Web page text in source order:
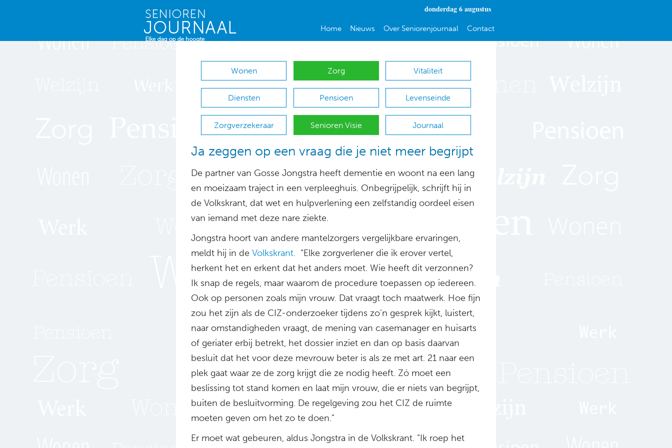
donderdag 6 augustus
Home Nieuws Over Seniorenjournaal Contact
Wonen Zorg Vitaliteit
Diensten Pensioen Levenseinde
Zorgverzekeraar Senioren Visie Journaal
Ja zeggen op een vraag die je niet meer begrijpt
De partner van Gosse Jongstra heeft dementie en woont na een lang
en moeizaam traject in een verpleeghuis. Onbegrijpelijk, schrijft hij in
de Volkskrant, dat wet en hulpverlening een zelfstandig oordeel eisen
van iemand met deze nare ziekte.
Jongstra hoort van andere mantelzorgers vergelijkbare ervaringen,
meldt hij in de Volkskrant. “Elke zorgverlener die ik erover vertel,
herkent het en erkent dat het anders moet. Wie heeft dit verzonnen?
Ik snap de regels, maar waarom de procedure toepassen op iedereen.
Ook op personen zoals mijn vrouw. Dat vraagt toch maatwerk. Hoe fijn
zou het zijn als de CIZ-onderzoeker tijdens zo’n gesprek kijkt, luistert,
naar omstandigheden vraagt, de mening van casemanager en huisarts
of geriater erbij betrekt, het dossier inziet en dan op basis daarvan
besluit dat het voor deze mevrouw beter is als ze met art. 21 naar een
plek gaat waar ze de zorg krijgt die ze nodig heeft. Zó moet een
beslissing tot stand komen en laat mijn vrouw, die er niets van begrijpt,
buiten de besluitvorming. De regelgeving zou het CIZ de ruimte
moeten geven om het zo te doen.”
Er moet wat gebeuren, aldus Jongstra in de Volkskrant. “Ik roep het